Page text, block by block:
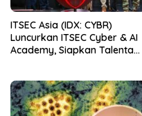
ITSEC Asia (IDX: CYBR)
Luncurkan ITSEC Cyber & AI
Academy, Siapkan Talenta
Memimpin Era AI